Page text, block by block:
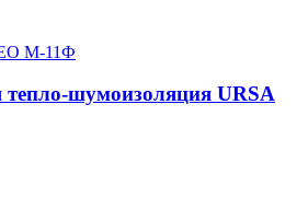
шумоизоляция URSA